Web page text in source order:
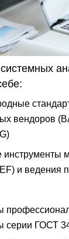
вендоров
инструменты
и ведения
серии ГОСТ